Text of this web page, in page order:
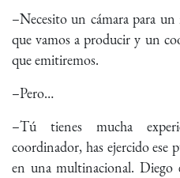
–Necesito un cámara para
que vamos a producir y un
que emitiremos.
–Pero…
–Tú tienes mucha
coordinador, has ejercido ese
en una multinacional. Diego